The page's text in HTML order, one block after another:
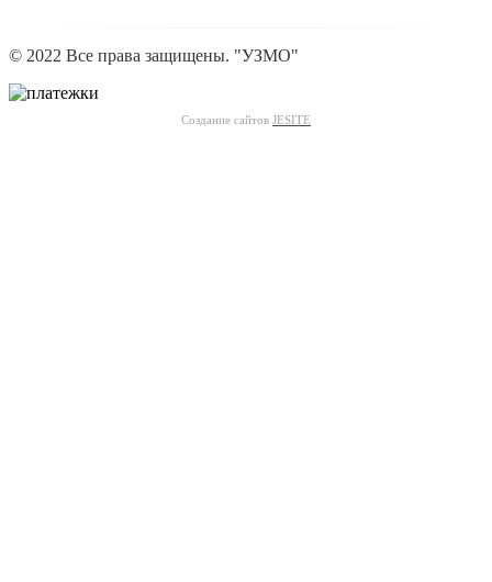
© 2022 Все права защищены. "УЗМО"
Создание сайтов JESITE